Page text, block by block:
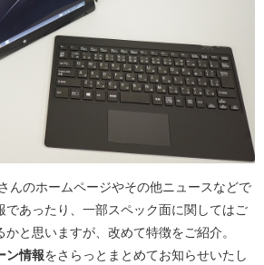
んのホームページやその他ニュースなどで
であったり、一部スペック面に関してはご
と思いますが、改めて特徴をご紹介。
ン情報をさらっとまとめてお知らせいたし